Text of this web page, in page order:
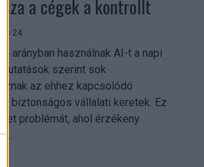
a cégek a kontrollt
24.
arányban használnak AI-t a napi
kutatások szerint sok
az ehhez kapcsolódó
biztonságos vállalati keretek. Ez
problémát, ahol érzékeny